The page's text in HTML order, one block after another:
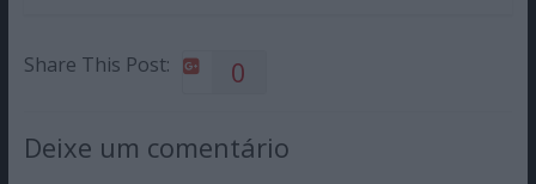
Share This Post: 0
Deixe um comentário